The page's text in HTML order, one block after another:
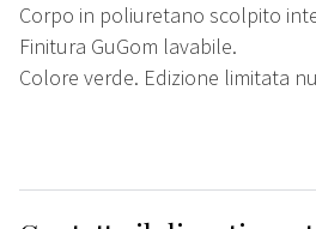
Corpo in poliuretano scolpito
Finitura GuGom lavabile.
Colore verde. Edizione limitata